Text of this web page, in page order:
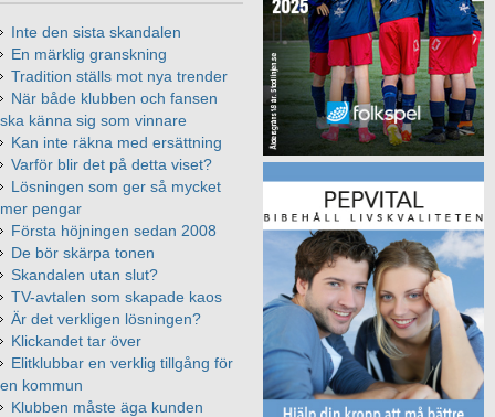
Inte den sista skandalen
En märklig granskning
Tradition ställs mot nya trender
När både klubben och fansen
ska känna sig som vinnare
Kan inte räkna med ersättning
Varför blir det på detta viset?
Lösningen som ger så mycket
mer pengar
Första höjningen sedan 2008
De bör skärpa tonen
Skandalen utan slut?
TV-avtalen som skapade kaos
Är det verkligen lösningen?
Klickandet tar över
Elitklubbar en verklig tillgång för
en kommun
Klubben måste äga kunden